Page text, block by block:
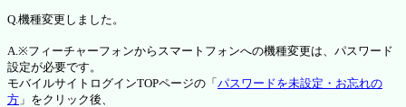
Q.機種変更しました。
A.※フィーチャーフォンからスマートフォンへの機種変更は、パスワード
設定が必要です。
モバイルサイトログインTOPページの「 パスワードを未設定・お忘れの
方 」をクリック後、